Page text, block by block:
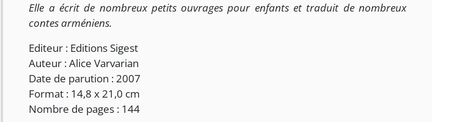
Elle a écrit de nombreux petits ouvrages pour enfants et traduit de nombreux
contes arméniens.
Editeur : Editions Sigest
Auteur : Alice Varvarian
Date de parution : 2007
Format : 14,8 x 21,0 cm
Nombre de pages : 144